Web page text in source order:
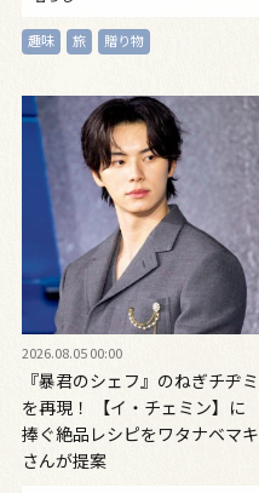
趣味 旅 贈り物
2026.08.05 00:00
『暴君のシェフ』のねぎチヂミ
を再現！ 【イ・チェミン】に
捧ぐ絶品レシピをワタナベマキ
さんが提案